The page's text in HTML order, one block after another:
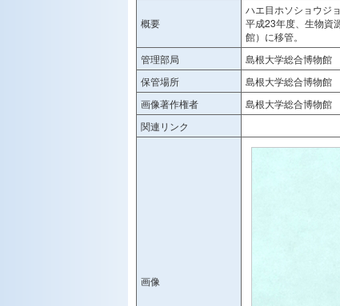
概要
ハエ目ホソショウジ
平成23年度、生物資
館）に移管。
管理部局
島根大学総合博物館
保管場所
島根大学総合博物館
画像著作権者
島根大学総合博物館
関連リンク
画像